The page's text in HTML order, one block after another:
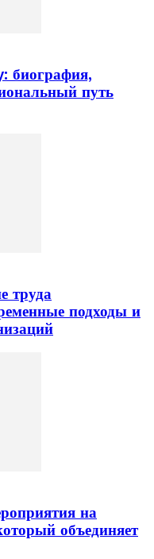
биография,
путь
труда
подходы и
на
объединяет